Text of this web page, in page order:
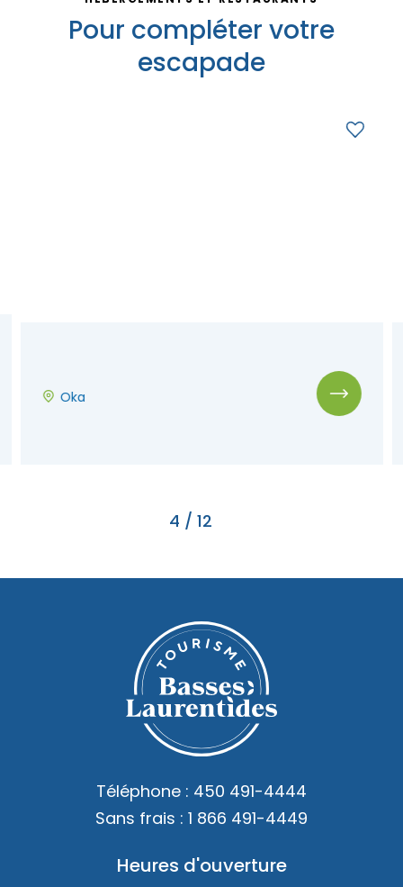
Saint-Eustache
Pour compléter votre
escapade
Oka
4 / 12
Téléphone : 450 491-4444
Sans frais : 1 866 491-4449
Heures d'ouverture